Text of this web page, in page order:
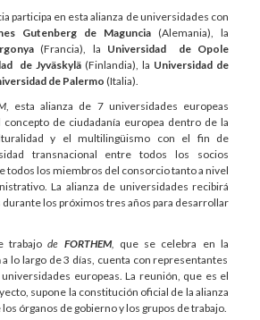
participa en esta alianza de universidades con
Gutenberg de Maguncia (Alemania), la
(Francia), la Universidad de Opole
de Jyväskylä (Finlandia), la Universidad de
de Palermo(Italia).
, esta alianza de 7 universidades europeas
de ciudadanía europea dentro de la
y el multilingüismo con el fin de
transnacional entre todos los socios
todos los miembros del consorcio tanto a nivel
La alianza de universidades recibirá
los próximos tres años para desarrollar
trabajode FORTHEM, que se celebra en la
a lo largo de 3 días, cuenta con representantes
europeas. La reunión, que es el
supone la constitución oficial de la alianza
órganos de gobierno y los grupos de trabajo.